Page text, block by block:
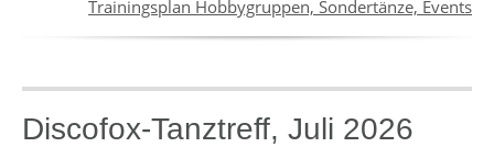
Trainingsplan Hobbygruppen, Sondertänze, Events
Discofox-Tanztreff, Juli 2026